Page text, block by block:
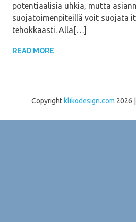
potentiaalisia uhkia, mutta
suojatoimenpiteillä voit suojata
tehokkaasti. Alla[…]
READ MORE
Copyright klikodesign.com 2026